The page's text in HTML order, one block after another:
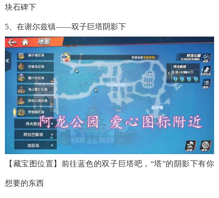
块石碑下
5、在谢尔兹镇——双子巨塔阴影下
【藏宝图位置】前往蓝色的双子巨塔吧，“塔”的阴影下有你
想要的东西